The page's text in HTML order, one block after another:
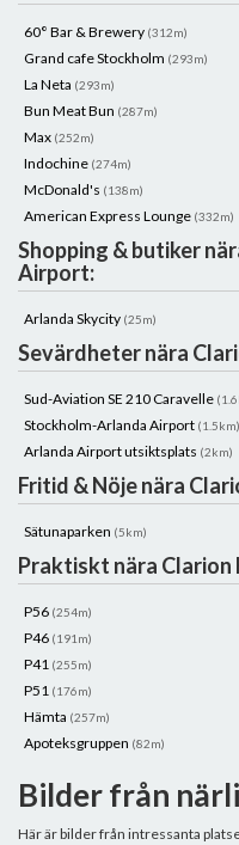
60° Bar & Brewery (312m)
Grand cafe Stockholm (293m)
La Neta (293m)
Bun Meat Bun (287m)
Max (252m)
Indochine (274m)
McDonald's (138m)
American Express Lounge (332m)
Shopping & butiker
Airport:
Arlanda Skycity (25m)
Sevärdheter nära
Sud-Aviation SE 210 Caravelle
Stockholm-Arlanda Airport (1.5km)
Arlanda Airport utsiktsplats (2km)
Fritid & Nöje nära
Sätunaparken (5km)
Praktiskt nära
P56 (254m)
P46 (191m)
P41 (255m)
P51 (176m)
Hämta (257m)
Apoteksgruppen (82m)
Bilder från
Här är bilder från intressanta